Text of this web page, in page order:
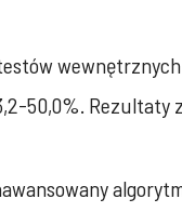
50,0%. Rezultaty